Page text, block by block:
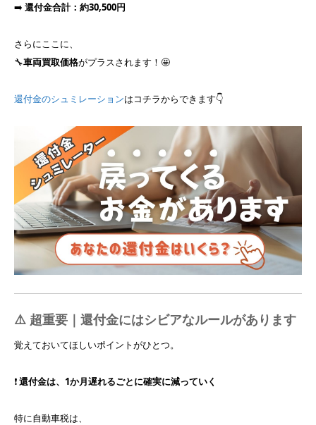
➡️ 還付金合計：約30,500円
さらにここに、
🔧車両買取価格がプラスされます！🤩
還付金のシュミレーションはコチラからできます👇
⚠️ 超重要｜還付金にはシビアなルールがあります
覚えておいてほしいポイントがひとつ。
❗還付金は、1か月遅れるごとに確実に減っていく
特に自動車税は、